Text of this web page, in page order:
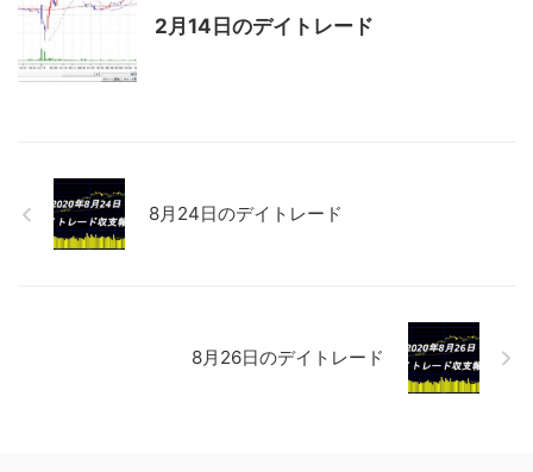
2月14日のデイトレード
8月24日のデイトレード
8月26日のデイトレード